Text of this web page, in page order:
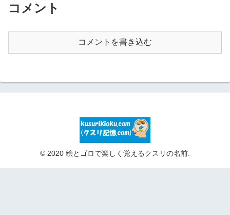
コメント
コメントを書き込む
© 2020 絵とゴロで楽しく覚えるクスリの名前.